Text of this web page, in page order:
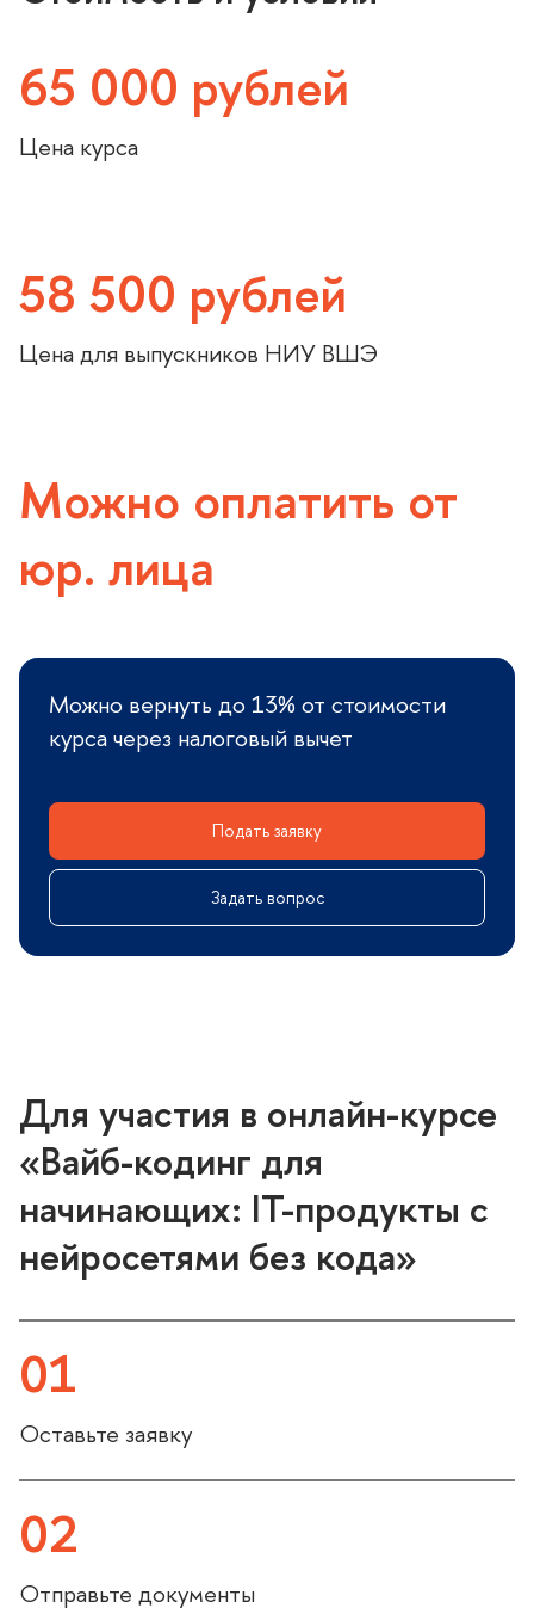
65 000 рублей
Цена курса
58 500 рублей
Цена для выпускников НИУ ВШЭ
Можно оплатить от
юр. лица
Можно вернуть до 13% от стоимости
курса через налоговый вычет
Подать заявку
Задать вопрос
Для участия в онлайн-курсе
«Вайб-кодинг для
начинающих: IT-продукты с
нейросетями без кода»
01
Оставьте заявку
02
Отправьте документы